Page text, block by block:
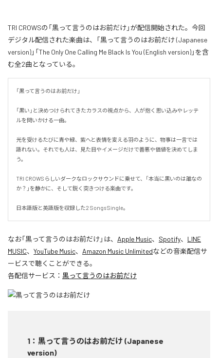
TRI CROWSの「黒って言うのはお前だけ」が配信開始された。今回
デジタル配信された楽曲は、「黒って言うのはお前だけ (Japanese
version)」「The Only One Calling Me Black Is You (English version)」を含
む全2曲となっている。
「黒って言うのはお前だけ」
「黒い」と決めつけられてきたカラスの視点から、人が抱く思い込みやレッテ
ルを問いかける一曲。
光を受けるたびに青や緑、紫へと表情を変える羽のように、物事は一言では
語れない。それでも人は、見た目やイメージだけで善悪や価値を決めてしま
う。
TRI CROWSらしいダークなロックサウンドに乗せて、「本当に黒いのは誰なの
か？」を静かに、そして鋭く突きつける楽曲です。
日本語版と英語版を収録した2 Songs Single。
なお「黒って言うのはお前だけ」は、 Apple Music、 Spotify、 LINE
MUSIC、 YouTube Music、 Amazon Music Unlimitedなどの音楽配信サ
ービスで聴くことができる。
各配信サービス： 黒って言うのはお前だけ
1 ： 黒って言うのはお前だけ (Japanese
version)